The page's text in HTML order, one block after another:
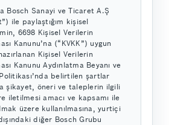
Bosch Sanayi ve Ticaret A.Ş
ile paylaştığım kişisel
6698 Kişisel Verilerin
Kanunu’na (“KVKK”) uygun
Kişisel Verilerin
Kanunu Aydınlatma Beyanı ve
belirtilen şartlar
şikayet, öneri ve taleplerin ilgili
iletilmesi amacı ve kapsamı ile
üzere kullanılmasına, yurtiçi
diğer Bosch Grubu